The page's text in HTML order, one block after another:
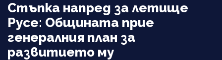
Стъпка напред за летище
Русе: Общината прие
генералния план за
развитието му